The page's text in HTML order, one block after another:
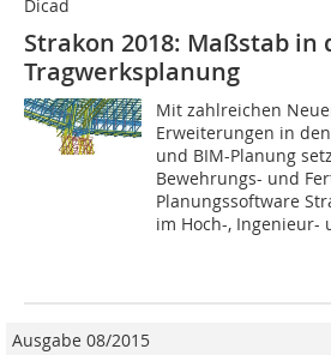
Dicad
Strakon 2018: Maßstab in
Tragwerksplanung
Mit zahlreichen
Erweiterungen in
und BIM-Planung
Bewehrungs- und
Planungssoftware
im Hoch-, Ingenieur-
Ausgabe 08/2015